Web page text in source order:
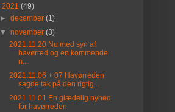
2021 (49)
►december(1)
▼november(3)
2021.11.20 Nu med syn af
havørred og en kommende
n...
2021.11.06 + 07 Havørreden
sagde tak på den rigtig...
2021.11.01 En glædelig nyhed
for havørreden